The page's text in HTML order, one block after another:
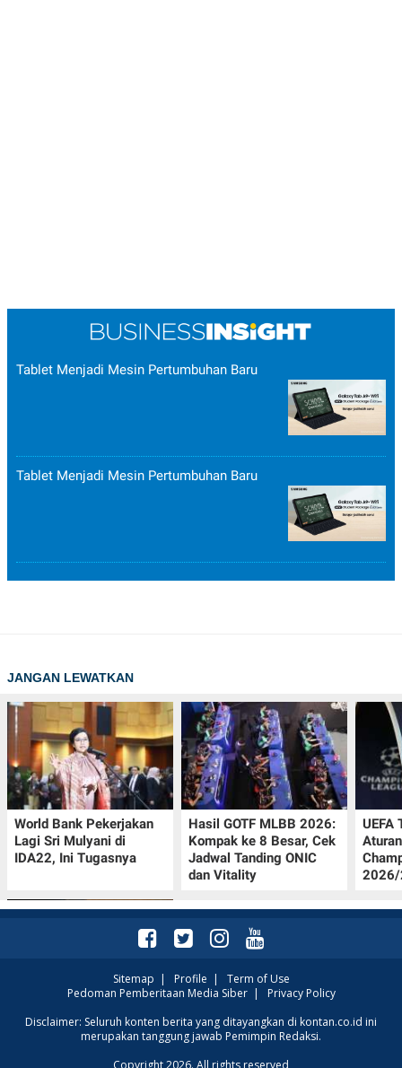
Tablet Menjadi Mesin Pertumbuhan Baru
Tablet Menjadi Mesin Pertumbuhan Baru
JANGAN LEWATKAN
World Bank Pekerjakan
Lagi Sri Mulyani di
IDA22, Ini Tugasnya
Hasil GOTF MLBB 2026:
Kompak ke 8 Besar, Cek
Jadwal Tanding ONIC
dan Vitality
UEFA
2026/
Jadwal Persija vs Arema
FC Perebutan Juara 3
Sitemap | Profile | Term of Use
Pedoman Pemberitaan Media Siber| Privacy Policy
Disclaimer: Seluruh konten berita yang ditayangkan di kontan.co.id ini
merupakan tanggung jawab Pemimpin Redaksi.